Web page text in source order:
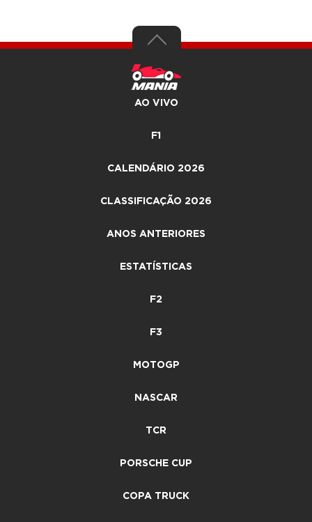
AO VIVO
F1
CALENDÁRIO 2026
CLASSIFICAÇÃO 2026
ANOS ANTERIORES
ESTATÍSTICAS
F2
F3
MOTOGP
NASCAR
TCR
PORSCHE CUP
COPA TRUCK